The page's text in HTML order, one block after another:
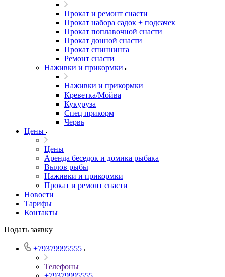
Прокат и ремонт снасти
Прокат набора садок + подсачек
Прокат поплавочной снасти
Прокат донной снасти
Прокат спиннинга
Ремонт снасти
Наживки и прикормки
Наживки и прикормки
Креветка/Мойва
Кукуруза
Спец прикорм
Червь
Цены
Цены
Аренда беседок и домика рыбака
Вылов рыбы
Наживки и прикормки
Прокат и ремонт снасти
Новости
Тарифы
Контакты
Подать заявку
+79379995555
Телефоны